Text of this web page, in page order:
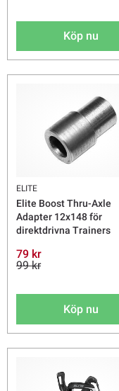
Köp nu
ELITE
Elite Boost Thru-Axle
Adapter 12x148 för
direktdrivna Trainers
79 kr
99 kr
Köp nu